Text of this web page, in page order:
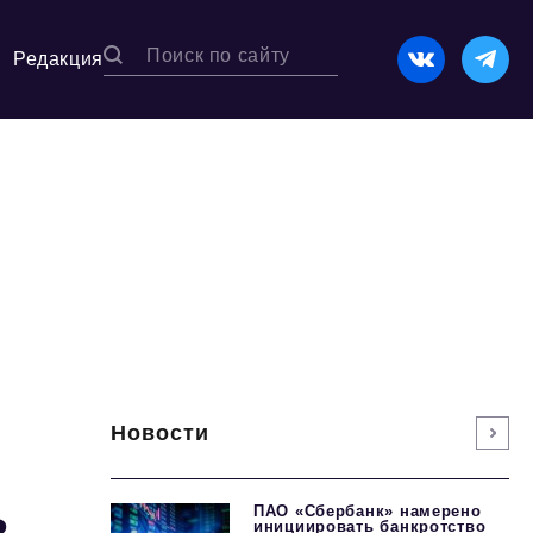
Редакция
Новости
ПАО «Сбербанк» намерено
инициировать банкротство